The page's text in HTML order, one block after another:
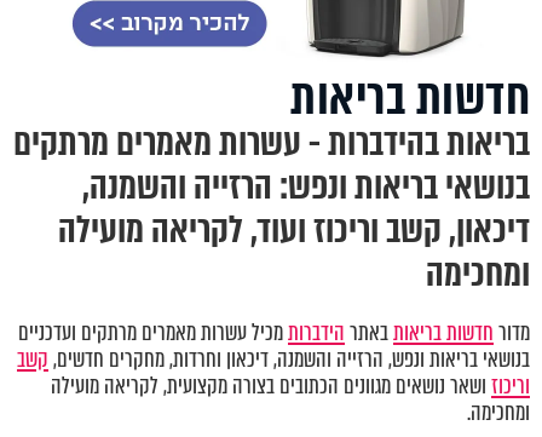
חדשות בריאות
בריאות בהידברות - עשרות מאמרים מרתקים
בנושאי בריאות ונפש: הרזייה והשמנה,
דיכאון, קשב וריכוז ועוד, לקריאה מועילה
ומחכימה
מדורחדשות בריאותבאתרהידברותמכיל עשרות מאמרים מרתקים ועדכניים
בנושאי בריאות ונפש,הרזייה והשמנה, דיכאון וחרדות,מחקרים חדשים,קשב
וריכוזושאר נושאים מגוונים הכתובים בצורה מקצועית, לקריאה מועילה
ומחכימה.